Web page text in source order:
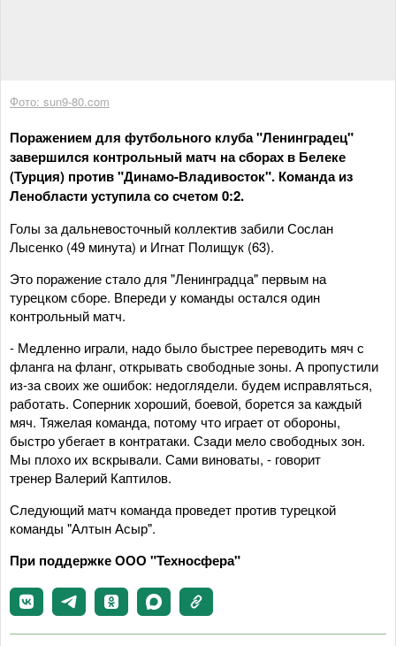
Фото: sun9-80.com
Поражением для футбольного клуба "Ленинградец"
завершился контрольный матч на сборах в Белеке
(Турция) против "Динамо-Владивосток". Команда из
Ленобласти уступила со счетом 0:2.
Голы за дальневосточный коллектив забили Сослан
Лысенко (49 минута) и Игнат Полищук (63).
Это поражение стало для "Ленинградца" первым на
турецком сборе. Впереди у команды остался один
контрольный матч.
- Медленно играли, надо было быстрее переводить мяч с
фланга на фланг, открывать свободные зоны. А пропустили
из-за своих же ошибок: недоглядели. будем исправляться,
работать. Соперник хороший, боевой, борется за каждый
мяч. Тяжелая команда, потому что играет от обороны,
быстро убегает в контратаки. Сзади мело свободных зон.
Мы плохо их вскрывали. Сами виноваты, - говорит
тренер Валерий Каптилов.
Следующий матч команда проведет против турецкой
команды "Алтын Асыр".
При поддержке ООО "Техносфера"